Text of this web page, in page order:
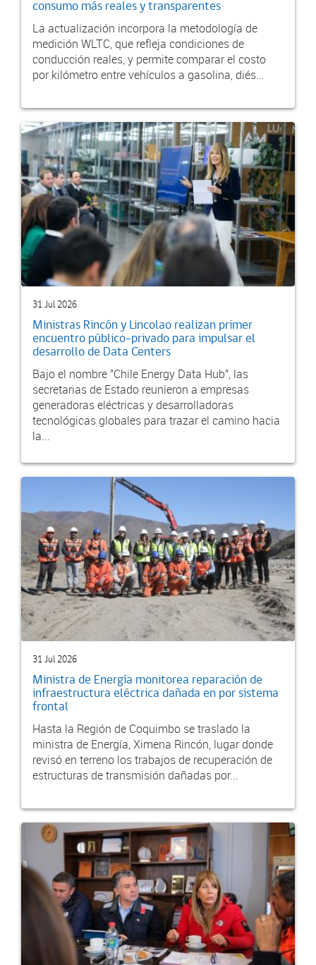
consumo más reales y transparentes
La actualización incorpora la metodología de
medición WLTC, que refleja condiciones de
conducción reales, y permite comparar el costo
por kilómetro entre vehículos a gasolina, diés...
31 Jul 2026
Ministras Rincón y Lincolao realizan primer
encuentro público-privado para impulsar el
desarrollo de Data Centers
Bajo el nombre "Chile Energy Data Hub", las
secretarias de Estado reunieron a empresas
generadoras eléctricas y desarrolladoras
tecnológicas globales para trazar el camino hacia
la...
31 Jul 2026
Ministra de Energía monitorea reparación de
infraestructura eléctrica dañada en por sistema
frontal
Hasta la Región de Coquimbo se traslado la
ministra de Energía, Ximena Rincón, lugar donde
revisó en terreno los trabajos de recuperación de
estructuras de transmisión dañadas por...